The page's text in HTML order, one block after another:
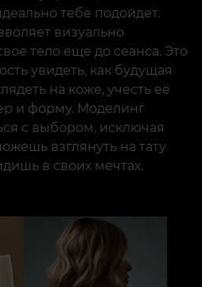
тебе подойдет.
визуально
тело еще до сеанса. Это
увидеть, как будущая
на коже, учесть её
и форму. Моделинг
с выбором, исключая
взглянуть на тату
в своих мечтах.